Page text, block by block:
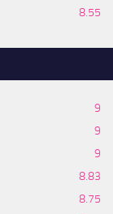
8.55
9
9
9
8.83
8.75